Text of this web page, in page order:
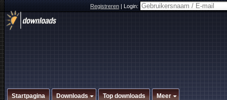
Registreren|Login:
Startpagina Downloads Top downloads Meer